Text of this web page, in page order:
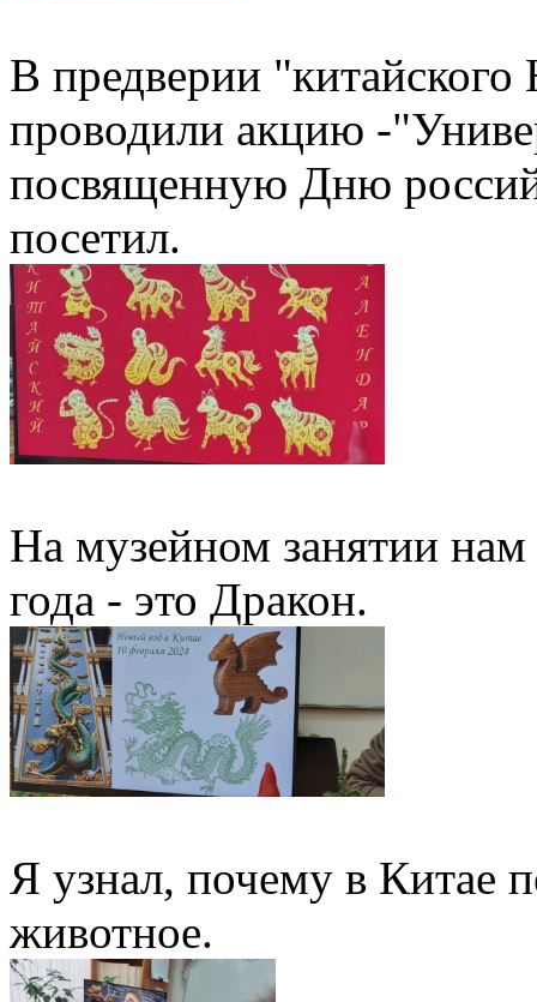
В предверии
проводили акцию -
посвященную Дню
посетил.
На музейном занятии нам
года - это Дракон.
Я узнал, почему в Китае
животное.